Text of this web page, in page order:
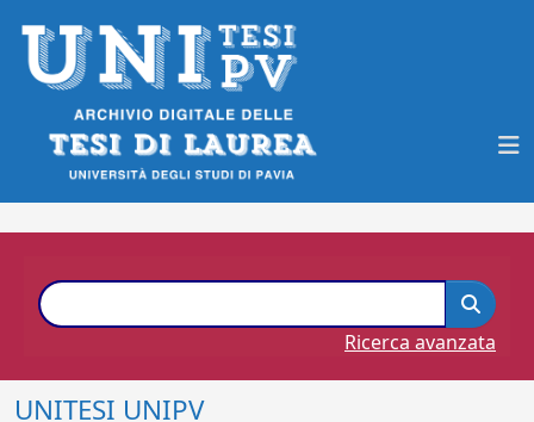
Ricerca avanzata
UNITESI UNIPV